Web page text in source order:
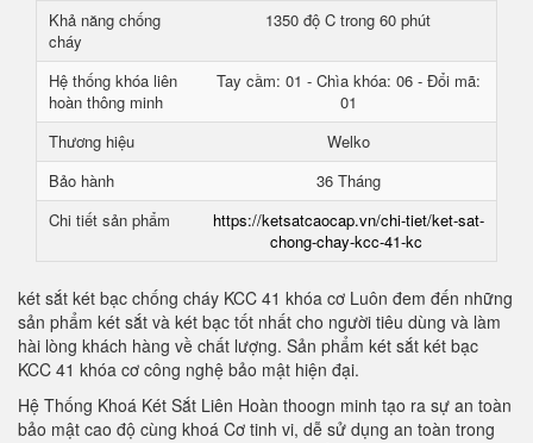
Khả năng chống
cháy
1350 độ C trong 60 phút
Hệ thống khóa liên
hoàn thông minh
Tay cầm: 01 - Chìa khóa: 06 - Đổi mã:
01
Thương hiệu
Welko
Bảo hành
36 Tháng
Chi tiết sản phẩm
https://ketsatcaocap.vn/chi-tiet/ket-sat-
chong-chay-kcc-41-kc
két sắt két bạc chống cháy KCC 41 khóa cơ Luôn đem đến những
sản phẩm két sắt và két bạc tốt nhất cho người tiêu dùng và làm
hài lòng khách hàng về chất lượng. Sản phẩm két sắt két bạc
KCC 41 khóa cơ công nghệ bảo mật hiện đại.
Hệ Thống Khoá Két Sắt Liên Hoàn thoogn minh tạo ra sự an toàn
bảo mật cao độ cùng khoá Cơ tinh vi, dễ sử dụng an toàn trong